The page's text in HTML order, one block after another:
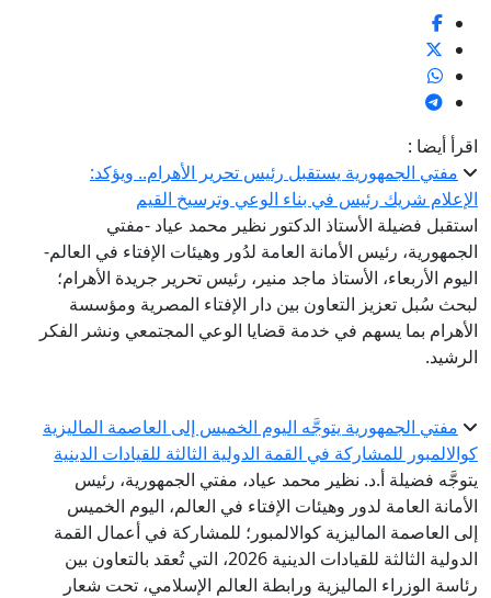
اقرأ أيضا :
مفتي الجمهورية يستقبل رئيس تحرير الأهرام.. ويؤكد:
الإعلام شريك رئيس في بناء الوعي وترسيخ القيم
استقبل فضيلة الأستاذ الدكتور نظير محمد عياد -مفتي
الجمهورية، رئيس الأمانة العامة لدُور وهيئات الإفتاء في العالم-
اليوم الأربعاء، الأستاذ ماجد منير، رئيس تحرير جريدة الأهرام؛
لبحث سُبل تعزيز التعاون بين دار الإفتاء المصرية ومؤسسة
الأهرام بما يسهم في خدمة قضايا الوعي المجتمعي ونشر الفكر
الرشيد.
مفتي الجمهورية يتوجَّه اليوم الخميس إلى العاصمة الماليزية
كوالالمبور للمشاركة في القمة الدولية الثالثة للقيادات الدينية
يتوجَّه فضيلة أ.د. نظير محمد عياد، مفتي الجمهورية، رئيس
الأمانة العامة لدور وهيئات الإفتاء في العالم، اليوم الخميس
إلى العاصمة الماليزية كوالالمبور؛ للمشاركة في أعمال القمة
الدولية الثالثة للقيادات الدينية 2026، التي تُعقد بالتعاون بين
رئاسة الوزراء الماليزية ورابطة العالم الإسلامي، تحت شعار